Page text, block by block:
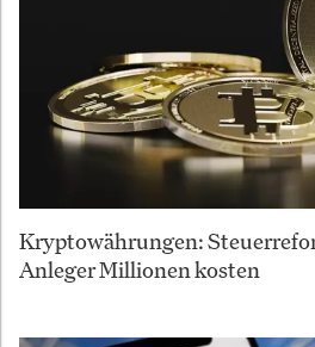
Kryptowährungen:
Anleger Millionen kosten